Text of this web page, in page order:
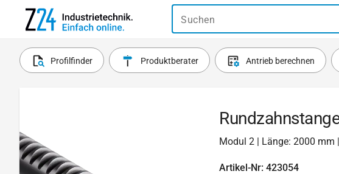
Suchen
Profilfinder Produktberater Antrieb berechnen
Modul 2 | Länge: 2000 mm
Artikel-Nr: 423054